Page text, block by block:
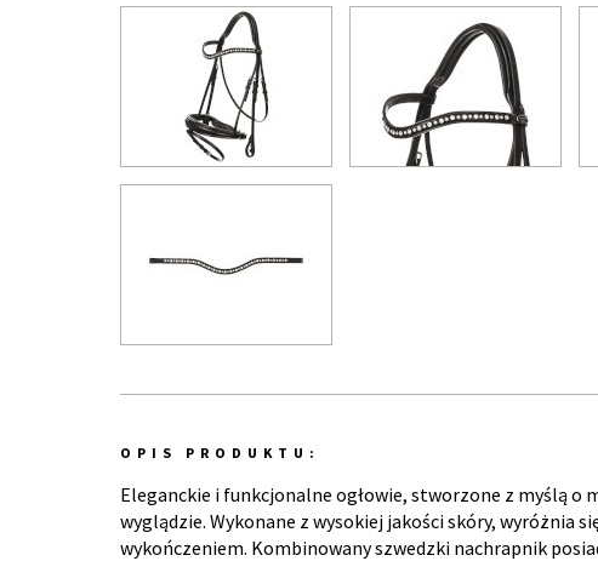
OPIS PRODUKTU:
Eleganckie i funkcjonalne ogłowie, stworzone z myślą
wyglądzie. Wykonane z wysokiej jakości skóry, wyróżnia
wykończeniem. Kombinowany szwedzki nachrapnik